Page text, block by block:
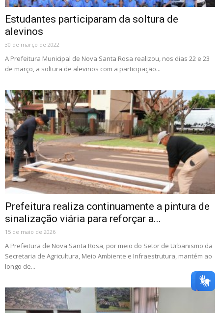
Estudantes participaram da soltura de
alevinos
30 de março de 2022
A Prefeitura Municipal de Nova Santa Rosa realizou, nos dias 22 e 23
de março, a soltura de alevinos com a participação...
Prefeitura realiza continuamente a pintura de
sinalização viária para reforçar a...
15 de maio de 2026
A Prefeitura de Nova Santa Rosa, por meio do Setor de Urbanismo da
Secretaria de Agricultura, Meio Ambiente e Infraestrutura, mantém ao
longo de...